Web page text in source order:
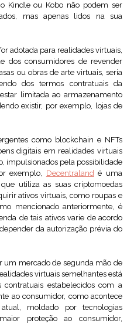
Kindle ou Kobo não podem ser
mas apenas lidos na sua
adotada para realidades virtuais,
dos consumidores de revender
ou obras de arte virtuais, seria
dos termos contratuais da
limitada ao armazenamento
existir, por exemplo, lojas de
como blockchain e NFTs
digitais em realidades virtuais
impulsionados pela possibilidade
exemplo, Decentralandé uma
utiliza as suas criptomoedas
ativos virtuais, como roupas e
mencionado anteriormente, é
de tais ativos varie de acordo
da autorização prévia do
um mercado de segunda mão de
virtuais semelhantes está
estabelecidos com a
ao consumidor, como acontece
moldado por tecnologias
proteção ao consumidor,